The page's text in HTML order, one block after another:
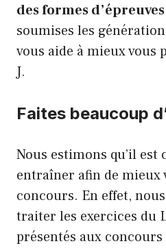
des formes d’épreuves
soumises les
vous aide à mieux
J.
Faites beaucoup
Nous estimons qu’il est
entraîner afin de mieux
concours. En effet,
traiter les exercices du
présentés aux concours